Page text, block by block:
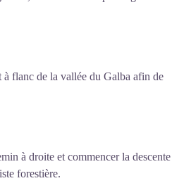
flanc de la vallée du Galba afin de
à droite et commencer la descente
forestière.